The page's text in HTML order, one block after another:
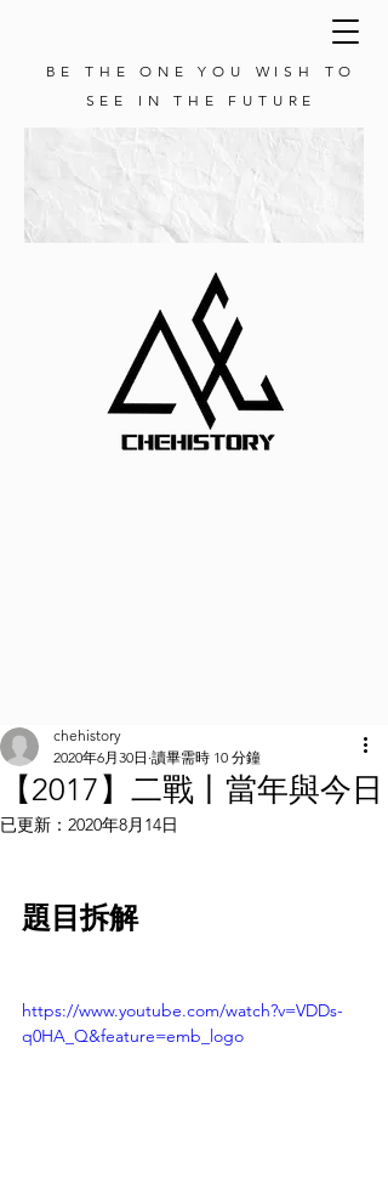
BE THE ONE YOU WISH TO
SEE IN THE FUTURE
【2017】二戰丨當年與今日
chehistory
2020年6月30日 讀畢需時 10 分鐘
已更新： 2020年8月14日
題目拆解
https://www.youtube.com/watch?v=VDDs-
q0HA_Q&feature=emb_logo